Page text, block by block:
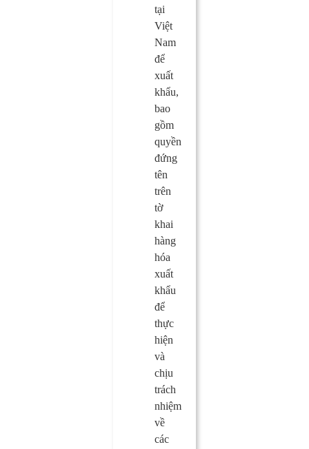
tại
Việt
Nam
để
xuất
khẩu,
bao
gồm
quyền
đứng
tên
trên
tờ
khai
hàng
hóa
xuất
khẩu
để
thực
hiện
và
chịu
trách
nhiệm
về
các